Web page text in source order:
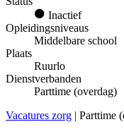
Inactief
Opleidingsniveaus
Middelbare school
Plaats
Ruurlo
Dienstverbanden
Parttime (overdag)
Vacatures zorg | Parttime